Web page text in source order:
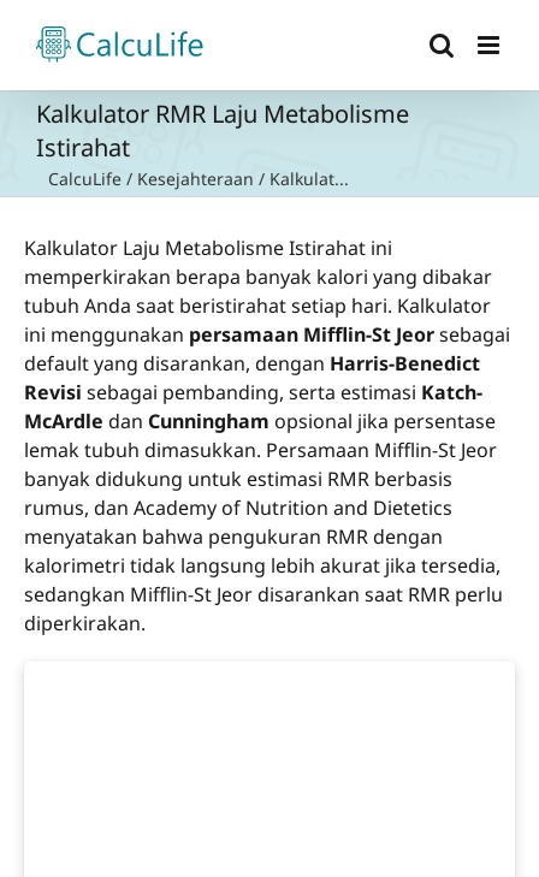
content
Kalkulator RMR Laju Metabolisme
Istirahat
CalcuLife / Kesejahteraan / Kalkulat...
Kalkulator Laju Metabolisme Istirahat ini
memperkirakan berapa banyak kalori yang dibakar
tubuh Anda saat beristirahat setiap hari. Kalkulator
ini menggunakan persamaan Mifflin-St Jeorsebagai
default yang disarankan, dengan Harris-Benedict
Revisi sebagai pembanding, serta estimasi Katch-
McArdle dan Cunningham opsional jika persentase
lemak tubuh dimasukkan. Persamaan Mifflin-St Jeor
banyak didukung untuk estimasi RMR berbasis
rumus, dan Academy of Nutrition and Dietetics
menyatakan bahwa pengukuran RMR dengan
kalorimetri tidak langsung lebih akurat jika tersedia,
sedangkan Mifflin-St Jeor disarankan saat RMR perlu
diperkirakan.